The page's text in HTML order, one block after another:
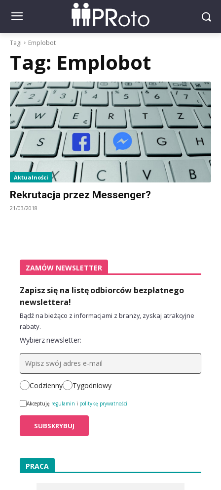
Tagi Emplobot
Tag: Emplobot
Aktualności
Rekrutacja przez Messenger?
21/03/2018
ZAMÓW NEWSLETTER
Zapisz się na listę odbiorców bezpłatnego
newslettera!
Bądź na bieżąco z informacjami z branży, zyskaj atrakcyjne
rabaty.
Wybierz newsletter:
Codzienny Tygodniowy
Akceptuję regulamin i politykę prywatności
PRACA